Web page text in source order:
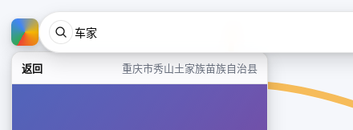
返回 重庆市秀山土家族苗族自治县